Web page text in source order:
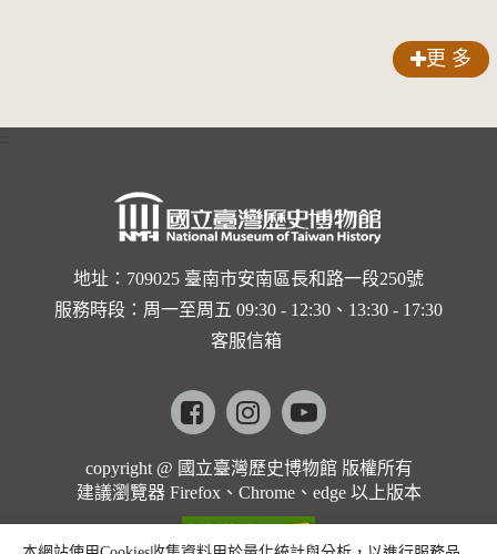
更 多
地址：709025 臺南市安南區長和路一段250號
服務時段：周一至周五 09:30 - 12:30、13:30 - 17:30
客服信箱
Facebookinstagramyoutube
copyright @ 國立臺灣歷史博物館 版權所有
建議瀏覽器 Firefox、Chrome、edge 以上版本